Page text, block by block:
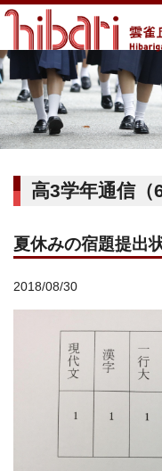
高3学年通信（
夏休みの宿題提出
2018/08/30